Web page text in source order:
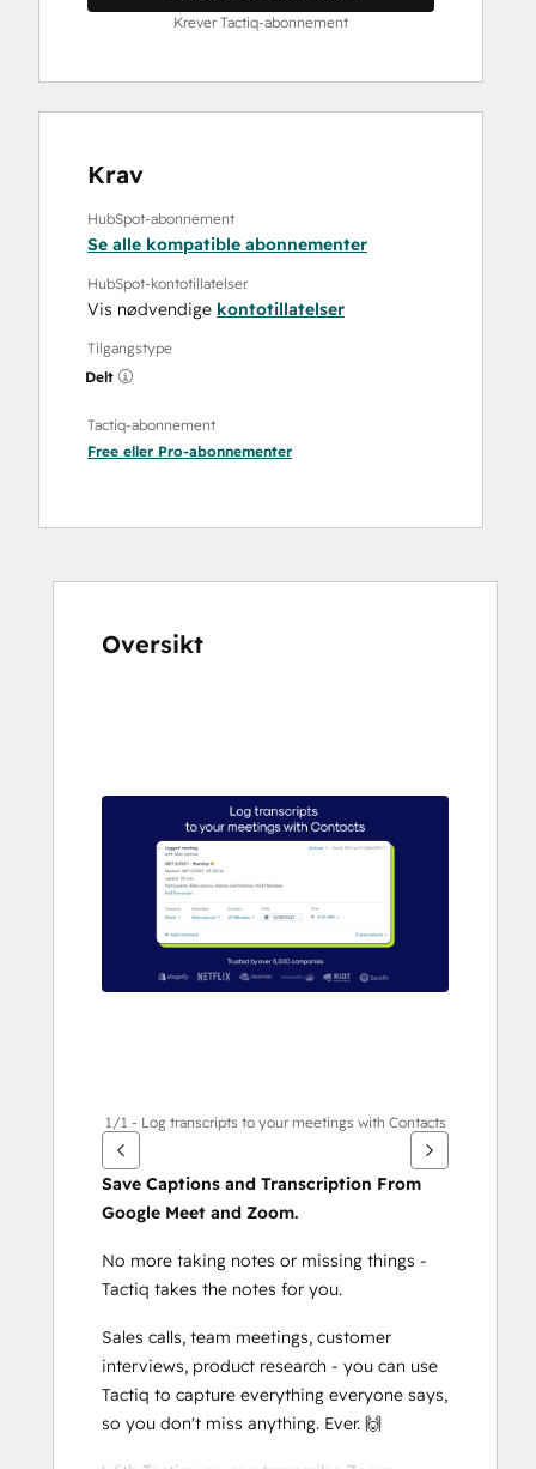
Krever Tactiq-abonnement
Krav
HubSpot-abonnement
Se alle kompatible abonnementer
HubSpot-kontotillatelser
Vis nødvendige kontotillatelser
Tilgangstype
Delt
Tactiq-abonnement
Free eller Pro-abonnementer
Oversikt
vise
elementer
1/1 - Log transcripts to your meetings with Contacts
Save Captions and Transcription From
Google Meet and Zoom.
No more taking notes or missing things -
Tactiq takes the notes for you.
Sales calls, team meetings, customer
interviews, product research - you can use
Tactiq to capture everything everyone says,
so you don't miss anything. Ever. 🙌